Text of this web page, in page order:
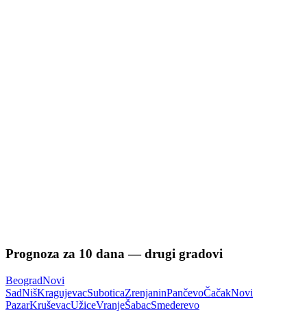
Prognoza za 10 dana — drugi gradovi
BeogradNovi
SadNišKragujevacSuboticaZrenjaninPančevoČačakNovi
PazarKruševacUžiceVranjeŠabacSmederevo